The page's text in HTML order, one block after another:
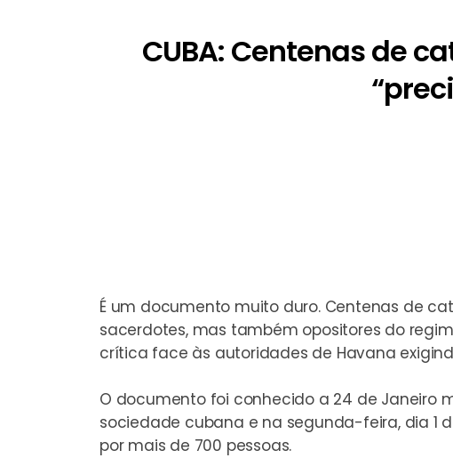
CUBA: Centenas de
É um documento muito duro. Centenas de
sacerdotes, mas também opositores do
crítica face às autoridades de Havana
O documento foi conhecido a 24 de Janeiro
sociedade cubana e na segunda-feira, dia 1
por mais de 700 pessoas.